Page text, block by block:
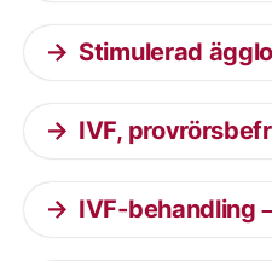
Stimulerad
IVF,
IVF-behandling